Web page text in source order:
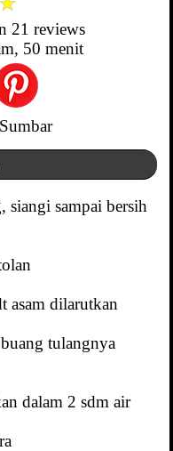
21 reviews
50 menit
siangi sampai bersih
asam dilarutkan
tulangnya
dalam 2 sdm air